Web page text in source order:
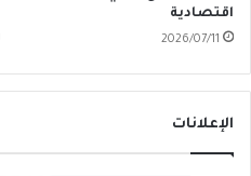
اقتصادية
2026/07/11
الإعلانات